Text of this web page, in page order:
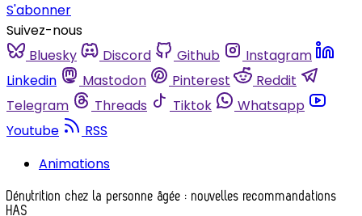
S'abonner
Suivez-nous
Bluesky
Discord Github
Instagram
Linkedin
Mastodon Pinterest
Reddit
Telegram
Threads Tiktok
Whatsapp
Youtube
RSS
Animations
Dénutrition chez la personne âgée : nouvelles recommandations
HAS